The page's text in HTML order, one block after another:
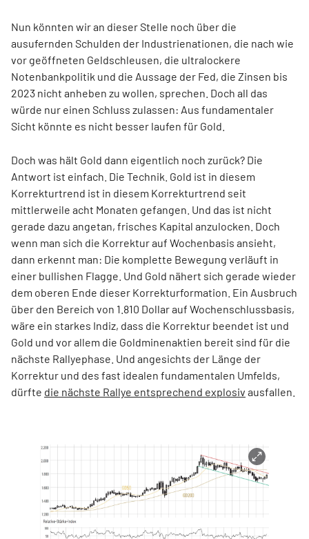
Nun könnten wir an dieser Stelle noch über die
ausufernden Schulden der Industrienationen, die nach wie
vor geöffneten Geldschleusen, die ultralockere
Notenbankpolitik und die Aussage der Fed, die Zinsen bis
2023 nicht anheben zu wollen, sprechen. Doch all das
würde nur einen Schluss zulassen: Aus fundamentaler
Sicht könnte es nicht besser laufen für Gold.
Doch was hält Gold dann eigentlich noch zurück? Die
Antwort ist einfach. Die Technik. Gold ist in diesem
Korrekturtrend ist in diesem Korrekturtrend seit
mittlerweile acht Monaten gefangen. Und das ist nicht
gerade dazu angetan, frisches Kapital anzulocken. Doch
wenn man sich die Korrektur auf Wochenbasis ansieht,
dann erkennt man: Die komplette Bewegung verläuft in
einer bullishen Flagge. Und Gold nähert sich gerade wieder
dem oberen Ende dieser Korrekturformation. Ein Ausbruch
über den Bereich von 1.810 Dollar auf Wochenschlussbasis,
wäre ein starkes Indiz, dass die Korrektur beendet ist und
Gold und vor allem die Goldminenaktien bereit sind für die
nächste Rallyephase. Und angesichts der Länge der
Korrektur und des fast idealen fundamentalen Umfelds,
dürfte die nächste Rallye entsprechend explosiv ausfallen.